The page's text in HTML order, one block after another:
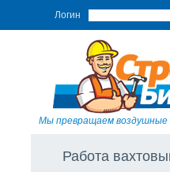
Логин
Мы превращаем воздушные
Работа